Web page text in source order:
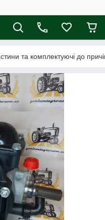
та комплектуючі до